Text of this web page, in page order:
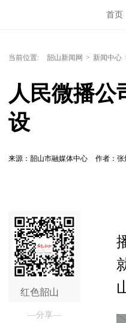
首页
当前位置: 韶山新闻网 > 新闻中心
人民微播公
设
来源：韶山市融媒体中心 作者：张
红色韶山
—分享—